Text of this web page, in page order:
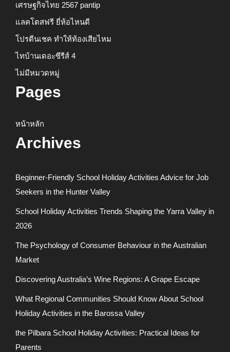
เศรษฐกิจไทย 2567 pantip
แลคโตสฟรี ยี่ห้อไหนดี
โปรตีนเชค ทำให้ท้องเสียไหม
ไทบ้านเดอะซีรีส์ 4
ไม่มีหมวดหมู่
Pages
หน้าหลัก
Archives
Beginner-Friendly School Holiday Activities Advice for Job
Seekers in the Hunter Valley
School Holiday Activities Trends Shaping the Yarra Valley in
2026
The Psychology of Consumer Behaviour in the Australian
Market
Discovering Australia’s Wine Regions: A Grape Escape
What Regional Communities Should Know About School
Holiday Activities in the Barossa Valley
the Pilbara School Holiday Activities: Practical Ideas for
Parents